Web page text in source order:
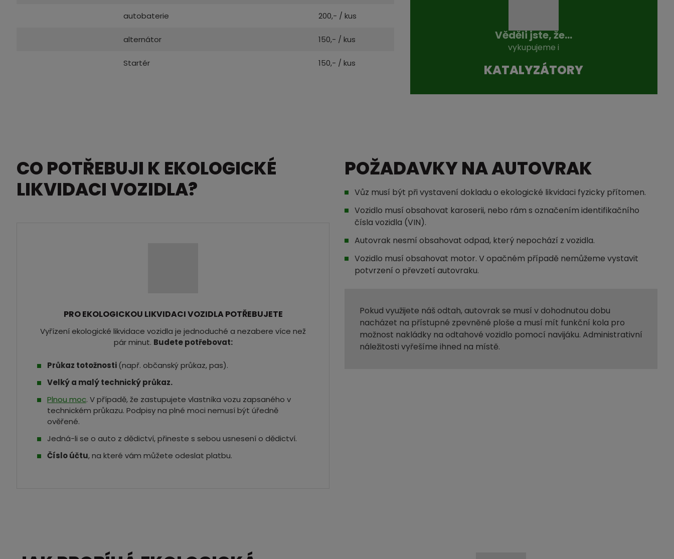
autobaterie 200,- / kus
alternátor 150,- / kus
Startér 150,- / kus
Věděli jste, že...
vykupujeme i
KATALYZÁTO­RY
CO POTŘEBUJI K EKOLOGICKÉ
LIKVIDACI VOZIDLA?
PRO EKOLOGICKOU LIKVIDACI VOZIDLA POTŘEBUJETE
Vyřízení ekologické likvidace vozidla je jednoduché a nezabere více než
pár minut. Budete potřebovat:
Průkaz totožnosti(např. občanský průkaz, pas).
Velký a malý technický průkaz.
Plnou moc. V případě, že zastupujete vlastníka vozu zapsaného v
technickém průkazu. Podpisy na plné moci nemusí být úředně
ověřené.
Jedná-li se o auto z dědictví, přineste s sebou usnesení o dědictví.
Číslo účtu, na které vám můžete odeslat platbu.
POŽADAVKY NA AUTOVRAK
Vůz musí být při vystavení dokladu o ekologické likvidaci fyzicky přítomen.
Vozidlo musí obsahovat karoserii, nebo rám s označením identifikačního
čísla vozidla (VIN).
Autovrak nesmí obsahovat odpad, který nepochází z vozidla.
Vozidlo musí obsahovat motor. V opačném případě nemůžeme vystavit
potvrzení o převzetí autovraku.
Pokud využijete náš odtah, autovrak se musí v dohodnutou dobu
nacházet na přístupné zpevněné ploše a musí mít funkční kola pro
možnost nakládky na odtahové vozidlo pomocí navijáku. Administrativní
náležitosti vyřešíme ihned na místě.